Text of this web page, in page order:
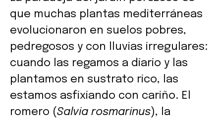
que muchas plantas mediterráneas
evolucionaron en suelos pobres,
pedregosos y con lluvias irregulares:
cuando las regamos a diario y las
plantamos en sustrato rico, las
estamos asfixiando con cariño. El
romero (Salvia rosmarinus), la